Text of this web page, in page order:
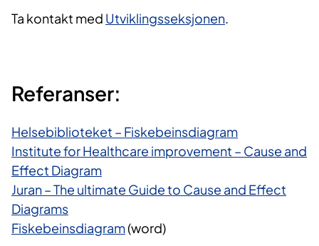
Ta kontakt med Utviklingsseksjonen.
Referanser:
Helsebiblioteket – Fiskebeinsdiagram
Institute for Healthcare improvement – Cause and
Effect Diagram
Juran – The ultimate Guide to Cause and Effect
Diagrams​
Fiskebeinsdiagram​ (word)